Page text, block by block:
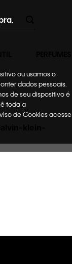
ou usamos o
dados pessoais.
de seu dispositivo é
toda a
de Cookies acesse